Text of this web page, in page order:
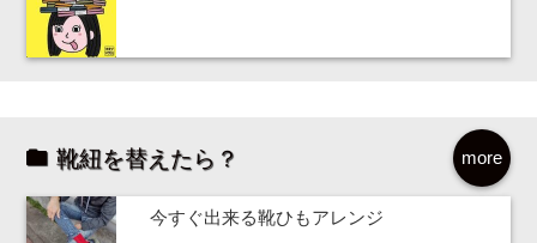
more
靴紐を替えたら？
今すぐ出来る靴ひもアレンジ